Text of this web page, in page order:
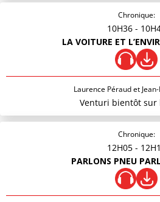
Chronique:
10H36 -
LA VOITURE ET
Laurence Péraud et
Venturi bientôt sur
Chronique:
12H05 -
PARLONS PNEU